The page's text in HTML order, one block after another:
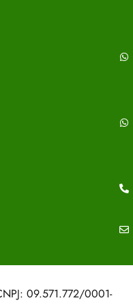
09.571.772/0001-